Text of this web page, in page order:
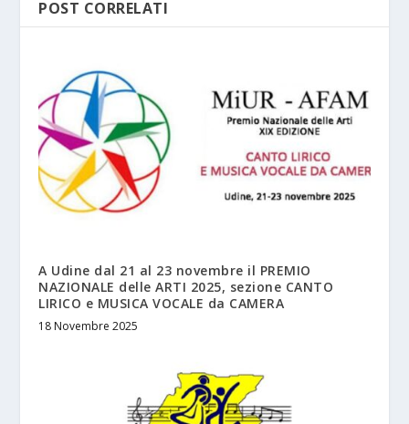
POST CORRELATI
A Udine dal 21 al 23 novembre il PREMIO
NAZIONALE delle ARTI 2025, sezione CANTO
LIRICO e MUSICA VOCALE da CAMERA
18 Novembre 2025